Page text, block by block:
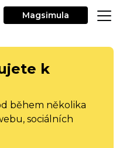
Magsimula
k
během několika
sociálních